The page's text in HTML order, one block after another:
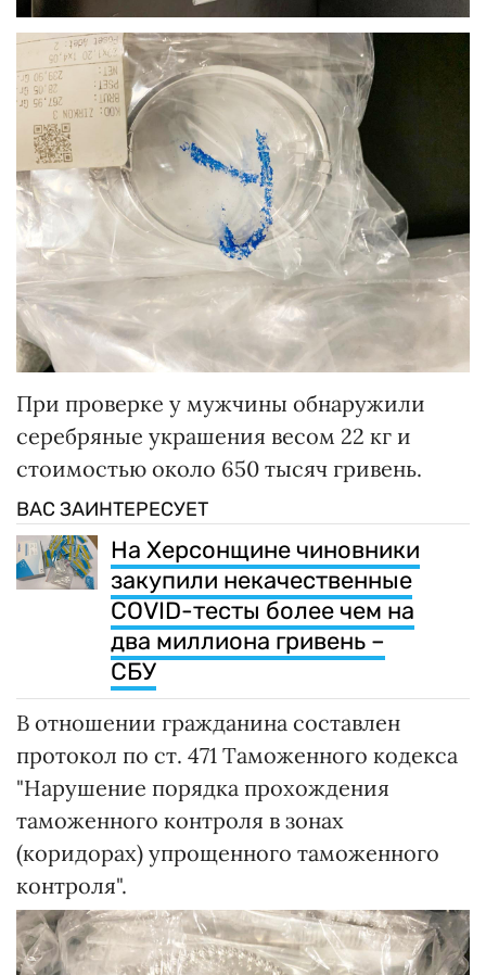
При проверке у мужчины обнаружили
серебряные украшения весом 22 кг и
стоимостью около 650 тысяч гривень.
ВАС ЗАИНТЕРЕСУЕТ
На Херсонщине чиновники
закупили некачественные
COVID-тесты более чем на
два миллиона гривень –
СБУ
В отношении гражданина составлен
протокол по ст. 471 Таможенного кодекса
"Нарушение порядка прохождения
таможенного контроля в зонах
(коридорах) упрощенного таможенного
контроля".